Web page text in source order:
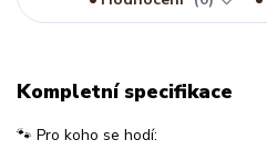
Kompletní specifikace
🐾 Pro koho se hodí: